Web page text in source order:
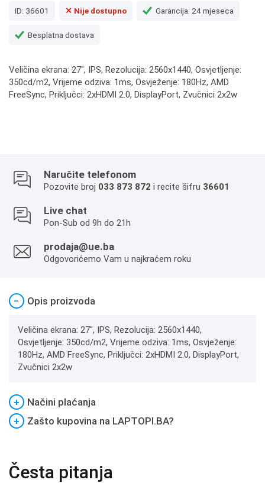
ID: 36601 ✕ Nije dostupno Garancija: 24 mjeseca
Besplatna dostava
Veličina ekrana: 27", IPS, Rezolucija: 2560x1440, Osvjetljenje:
350cd/m2, Vrijeme odziva: 1ms, Osvježenje: 180Hz, AMD
FreeSync, Priključci: 2xHDMI 2.0, DisplayPort, Zvučnici 2x2w
Naručite telefonom
Pozovite broj 033 873 872 i recite šifru 36601
Live chat
Pon-Sub od 9h do 21h
prodaja@ue.ba
Odgovorićemo Vam u najkraćem roku
− Opis proizvoda
Veličina ekrana: 27", IPS, Rezolucija: 2560x1440,
Osvjetljenje: 350cd/m2, Vrijeme odziva: 1ms, Osvježenje:
180Hz, AMD FreeSync, Priključci: 2xHDMI 2.0, DisplayPort,
Zvučnici 2x2w
+
Načini plaćanja
+
Zašto kupovina na LAPTOPI.BA?
Česta pitanja